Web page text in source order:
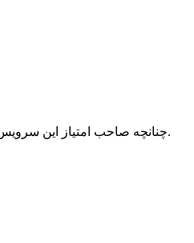
چنانچه صاحب امتیاز اینبا شرکت سرورپارس تماس حاصل نمایید.